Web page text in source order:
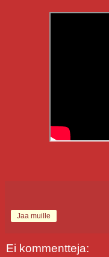
Jaa muille
Ei kommentteja: